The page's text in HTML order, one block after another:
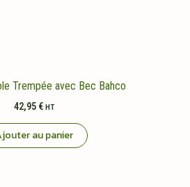
Trempée avec Bec Bahco
42,95 € HT
au panier